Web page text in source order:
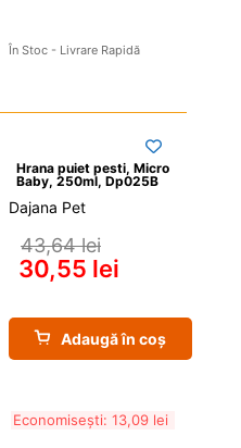
În Stoc - Livrare Rapidă
Hrana puiet pesti, Micro
Baby, 250ml, Dp025B
Dajana Pet
43,64 lei
30,55 lei
Adaugă în coș
Economisești: 13,09 lei